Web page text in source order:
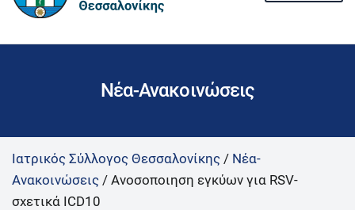
m
Νέα-Ανακοινώσεις
Ιατρικός Σύλλογος Θεσσαλονίκης / Νέα-
Ανακοινώσεις / Ανοσοποιηση εγκύων για RSV-
σxετικά ICD10